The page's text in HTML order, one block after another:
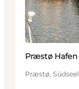
Præstø Hafen
Præstø,